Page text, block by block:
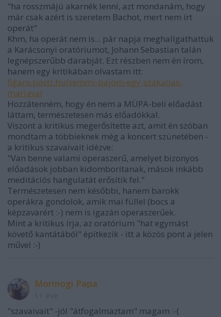
"ha rosszmájú akarnék lenni, azt mondanám, hogy
már csak azért is szeretem Bachot, mert nem írt
operát"
Khm, ha operát nem is... pár napja meghallgathattuk
a Karácsonyi oratóriumot, Johann Sebastian talán
legnépszerűbb darabját. Ezt részben nem én írom,
hanem egy kritikában olvastam itt:
figaro.postr.hu/semmi-bajom-egy-szakallas-
mariaval
Hozzátenném, hogy én nem a MÜPA-beli előadást
láttam, természetesen más előadókkal.
Viszont a kritikus megerősítette azt, amit én szóban
mondtam a többieknek még a koncert szünetében -
a kritikus szavaivait idézve:
"Van benne valami operaszerű, amelyet bizonyos
előadások jobban kidomborítanak, mások inkább
meditációs hangulatát erősítik fel."
Természetesen nem későbbi, hanem barokk
operákra gondolok, amik mai füllel (bocs a
képzavarért :-) nem is igazán operaszerűek.
Mint a kritikus írja, az oratórium "hat egymást
követő kantátából" építkezik - itt a közös pont a jelen
művel :-)
Mormogi Papa
"szavaivait" -jól "átfogalmaztam" magam :-(